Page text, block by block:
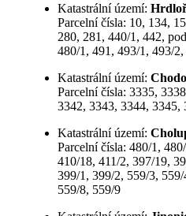
Katastrální území:
Parcelní čísla: 10, 134,
280, 281, 440/1, 442,
480/1, 491, 493/1, 493/
Katastrální území:
Parcelní čísla: 3335,
3342, 3343, 3344, 3345,
Katastrální území:
Parcelní čísla: 480/1,
410/18, 411/2, 397/19,
399/1, 399/2, 559/3,
559/8, 559/9